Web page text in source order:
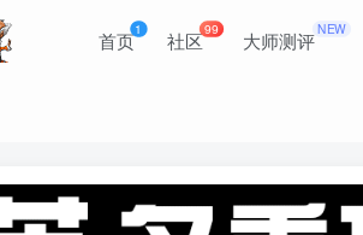
首页1 社区99 大师测评NEW